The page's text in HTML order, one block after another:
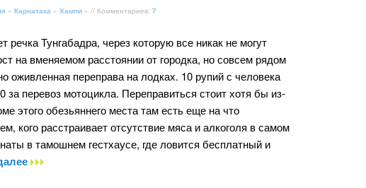
» Карнатака » Хампи » // Комментариев: 7
речка Тунгабадра, через которую все никак не могут
на вменяемом расстоянии от городка, но совсем рядом
оживленная переправа на лодках. 10 рупий с человека
за перевоз мотоцикла. Переправиться стоит хотя бы из-
этого обезьяннего места там есть еще на что
кого расстраивает отсутствие мяса и алкоголя в самом
в тамошнем гестхаусе, где ловится бесплатный и